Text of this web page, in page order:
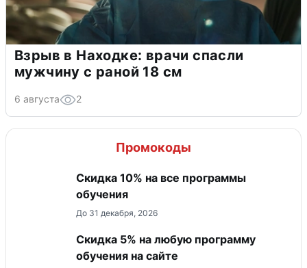
Взрыв в Находке: врачи спасли
мужчину с раной 18 см
6 августа 2
Промокоды
Скидка 10% на все программы
обучения
До 31 декабря, 2026
Скидка 5% на любую программу
обучения на сайте